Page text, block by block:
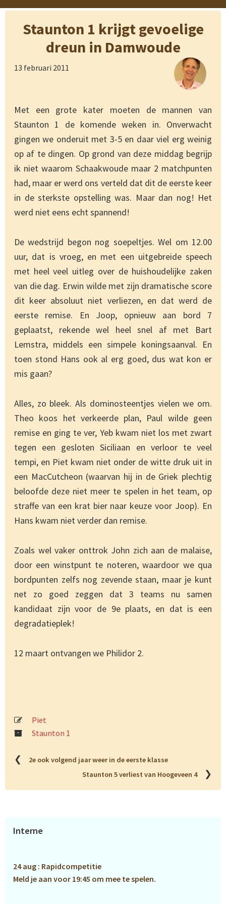
Staunton 1 krijgt gevoelige
dreun in Damwoude
13 februari 2011
Met een grote kater moeten de mannen van
Staunton 1 de komende weken in. Onverwacht
gingen we onderuit met 3-5 en daar viel erg weinig
op af te dingen. Op grond van deze middag begrijp
ik niet waarom Schaakwoude maar 2 matchpunten
had, maar er werd ons verteld dat dit de eerste keer
in de sterkste opstelling was. Maar dan nog! Het
werd niet eens echt spannend!
De wedstrijd begon nog soepeltjes. Wel om 12.00
uur, dat is vroeg, en met een uitgebreide speech
met heel veel uitleg over de huishoudelijke zaken
van die dag. Erwin wilde met zijn dramatische score
dit keer absoluut niet verliezen, en dat werd de
eerste remise. En Joop, opnieuw aan bord 7
geplaatst, rekende wel heel snel af met Bart
Lemstra, middels een simpele koningsaanval. En
toen stond Hans ook al erg goed, dus wat kon er
mis gaan?
Alles, zo bleek. Als dominosteentjes vielen we om.
Theo koos het verkeerde plan, Paul wilde geen
remise en ging te ver, Yeb kwam niet los met zwart
tegen een gesloten Siciliaan en verloor te veel
tempi, en Piet kwam niet onder de witte druk uit in
een MacCutcheon (waarvan hij in de Griek plechtig
beloofde deze niet meer te spelen in het team, op
straffe van een krat bier naar keuze voor Joop). En
Hans kwam niet verder dan remise.
Zoals wel vaker onttrok John zich aan de malaise,
door een winstpunt te noteren, waardoor we qua
bordpunten zelfs nog zevende staan, maar je kunt
net zo goed zeggen dat 3 teams nu samen
kandidaat zijn voor de 9e plaats, en dat is een
degradatieplek!
12 maart ontvangen we Philidor 2.
Piet
Staunton 1
❮
2e ook volgend jaar weer in de eerste klasse
Staunton 5 verliest van Hoogeveen 4
❯
Primaire
Interne
24 aug : Rapidcompetitie
Meld je aan voor 19:45 om mee te spelen.